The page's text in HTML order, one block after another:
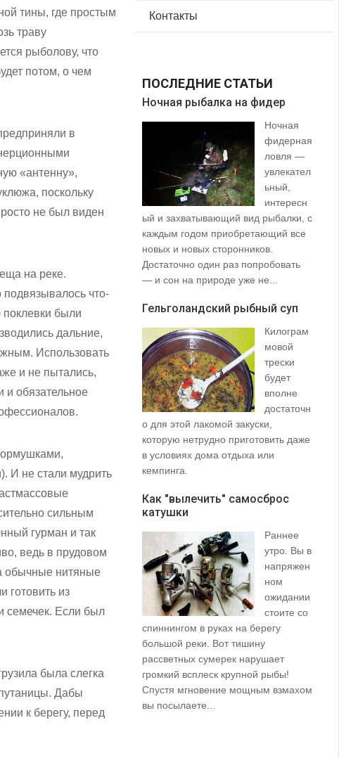
тины, где простым
траву
рыболову, что
потом, о чем
в
«антенну»,
поскольку
не был виден
на реке.
подвязывалось что-
поклевки были
дальние,
Использовать
и не пытались,
и обязательное
И не стали мудрить
сильным
гурман и так
ведь в прудовом
обычные нитяные
готовить из
семечек. Если был
была слегка
Дабы
к берегу, перед
Контакты
ПОСЛЕДНИЕ СТАТЬИ
Ночная рыбалка на фидер
Ночная
фидерная
ловля —
увлекател
ьный,
интересн
ый и захватывающий вид рыбалки, с
каждым годом приобретающий все
новых и новых сторонников.
Достаточно один раз попробовать
— и сон на природе уже не...
Гельголандский рыбный суп
Килограм
мовой
трески
будет
вполне
достаточн
о для этой лакомой закуски,
которую нетрудно приготовить даже
в условиях дома отдыха или
кемпинга.
Как "вылечить" самосброс
катушки
Раннее
утро. Вы в
напряжен
ном
ожидании
стоите со
спиннингом в руках на берегу
большой реки. Вот тишину
рассветных сумерек нарушает
громкий всплеск крупной рыбы!
Спустя мгновение мощным взмахом
вы посылаете...